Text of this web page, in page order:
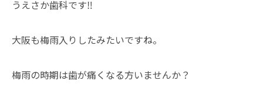
うえさか歯科です‼️
大阪も梅雨入りしたみたいですね。
梅雨の時期は歯が痛くなる方いませんか？